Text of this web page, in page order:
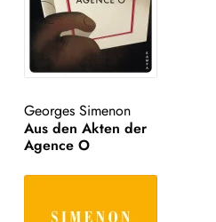
Georges Simenon
Aus den Akten der
Agence O